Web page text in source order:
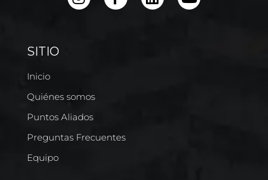
SITIO
Inicio
Quiénes somos
Puntos Aliados
Preguntas Frecuentes
Equipo